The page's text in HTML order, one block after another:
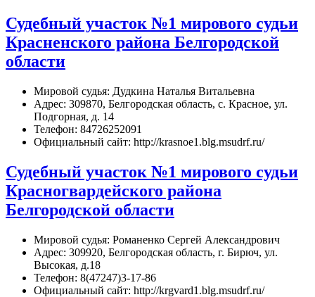
Судебный участок №1 мирового судьи
Красненского района Белгородской
области
Мировой судья: Дудкина Наталья Витальевна
Адрес: 309870, Белгородская область, с. Красное, ул.
Подгорная, д. 14
Телефон: 84726252091
Официальный сайт: http://krasnoe1.blg.msudrf.ru/
Судебный участок №1 мирового судьи
Красногвардейского района
Белгородской области
Мировой судья: Романенко Сергей Александрович
Адрес: 309920, Белгородская область, г. Бирюч, ул.
Высокая, д.18
Телефон: 8(47247)3-17-86
Официальный сайт: http://krgvard1.blg.msudrf.ru/